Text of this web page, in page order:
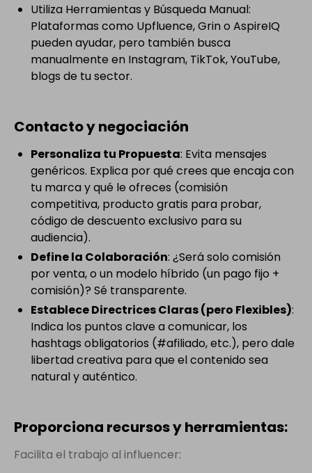
Utiliza Herramientas y Búsqueda Manual:
Plataformas como Upfluence, Grin o AspireIQ
pueden ayudar, pero también busca
manualmente en Instagram, TikTok, YouTube,
blogs de tu sector.
Contacto y negociación
Personaliza tu Propuesta: Evita mensajes
genéricos. Explica por qué crees que encaja con
tu marca y qué le ofreces (comisión
competitiva, producto gratis para probar,
código de descuento exclusivo para su
audiencia).
Define la Colaboración: ¿Será solo comisión
por venta, o un modelo híbrido (un pago fijo +
comisión)? Sé transparente.
Establece Directrices Claras (pero Flexibles):
Indica los puntos clave a comunicar, los
hashtags obligatorios (#afiliado, etc.), pero dale
libertad creativa para que el contenido sea
natural y auténtico.
Proporciona recursos y herramientas:
Facilita el trabajo al influencer: